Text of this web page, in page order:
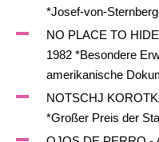
*Josef-von-
NO PLACE TO
1982 *Besondere
amerikanische
NOTSCHJ
*Großer Preis der